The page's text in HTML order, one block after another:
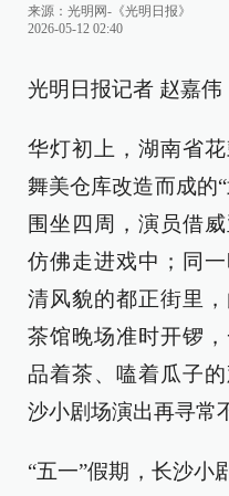
来源： 光明网-《光明日报》
2026-05-12 02:40
光明日报记者 赵嘉伟
华灯初上，湖南省
舞美仓库改造而成的
围坐四周，演员借
仿佛走进戏中；同
清风貌的都正街里
茶馆晚场准时开锣
品着茶、嗑着瓜子
沙小剧场演出再寻常
“五一”假期，长沙小